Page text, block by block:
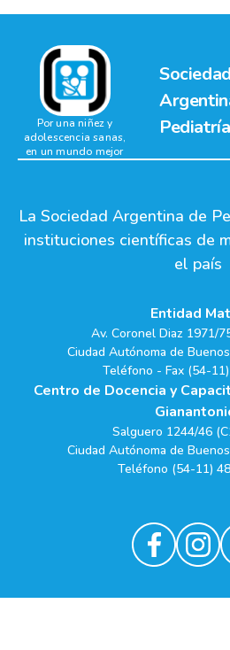
Sociedad
Pediatría
Por una niñez y
adolescencia sanas,
en un mundo mejor
La Sociedad Argentina de
instituciones científicas de
el país
Entidad
Av. Coronel Diaz 1971/
Ciudad Autónoma de
Teléfono - Fax (54-
Centro de Docencia y
Salguero 1244/46
Ciudad Autónoma de
Teléfono (54-11)